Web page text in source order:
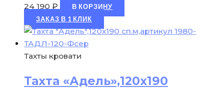
24 190 ₽
В КОРЗИНУ
ЗАКАЗ В 1 КЛИК
Тахты кровати
Тахта «Адель»,120х190